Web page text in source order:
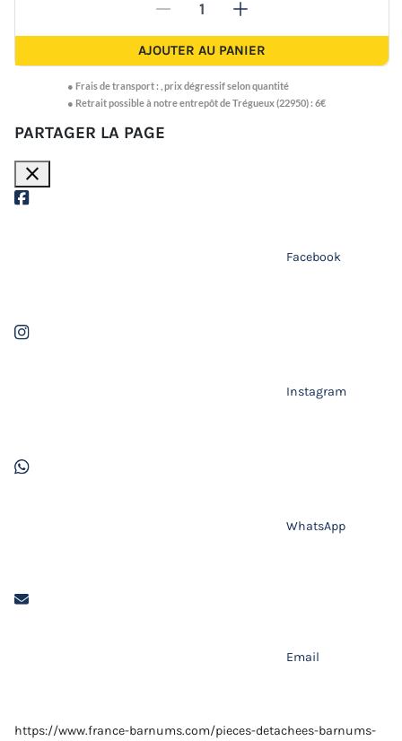
- +
AJOUTER AU PANIER
● Frais de transport : prix dégressif selon quantité
● Retrait possible à notre entrepôt de Trégueux (22950) : 6€
PARTAGER LA PAGE
close
Facebook
Instagram
WhatsApp
Email
https://www.france-barnums.com/pieces-detachees-barnums-